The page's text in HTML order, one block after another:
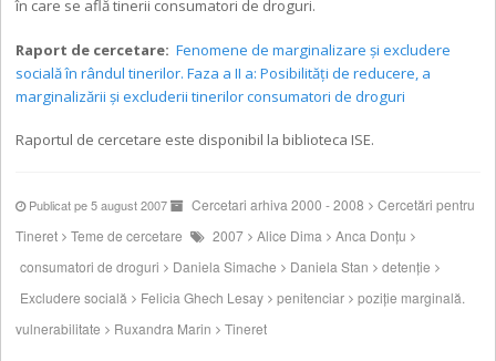
în care se află tinerii consumatori de droguri.
Raport de cercetare: Fenomene de marginalizare şi excludere
socială în rândul tinerilor. Faza a II a: Posibilităţi de reducere, a
marginalizării şi excluderii tinerilor consumatori de droguri
Raportul de cercetare este disponibil la biblioteca ISE.
Publicat pe 5 august 2007 Cercetari arhiva 2000 - 2008
Cercetări pentru
Tineret
Teme de cercetare 2007 Alice Dima
Anca Donţu
consumatori de droguri
Daniela Simache Daniela Stan
detenţie
Excludere socială
Felicia Ghech Lesay penitenciar
poziţie marginală.
vulnerabilitate
Ruxandra Marin Tineret